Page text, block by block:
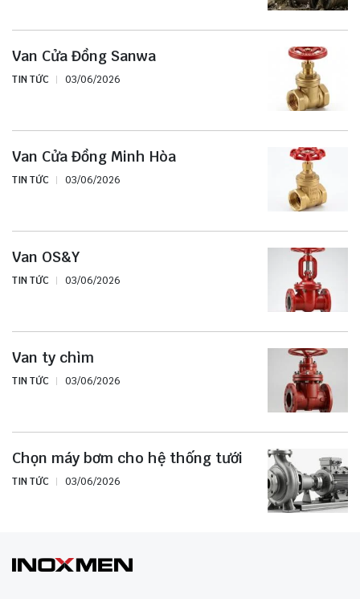
Van Cửa Đồng Sanwa
TIN TỨC 03/06/2026
Van Cửa Đồng Minh Hòa
TIN TỨC 03/06/2026
Van OS&Y
TIN TỨC 03/06/2026
Van ty chìm
TIN TỨC 03/06/2026
Chọn máy bơm cho hệ thống tưới
TIN TỨC 03/06/2026